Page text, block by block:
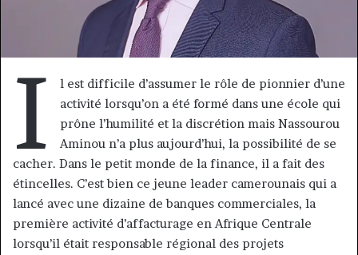
I
l est difficile d’assumer le rôle de pionnier d’une
activité lorsqu’on a été formé dans une école qui
prône l’humilité et la discrétion mais Nassourou
Aminou n’a plus aujourd’hui, la possibilité de se
cacher. Dans le petit monde de la finance, il a fait des
étincelles. C’est bien ce jeune leader camerounais qui a
lancé avec une dizaine de banques commerciales, la
première activité d’affacturage en Afrique Centrale
lorsqu’il était responsable régional des projets